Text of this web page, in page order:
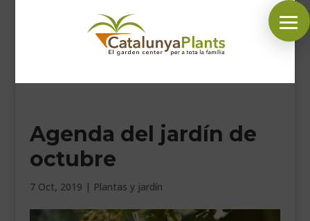
SÍGUENOS EN:
INICIO
PLANTAS
Agenda del jardín de
octubre
7 Oct, 2019 | Plantas y jardín